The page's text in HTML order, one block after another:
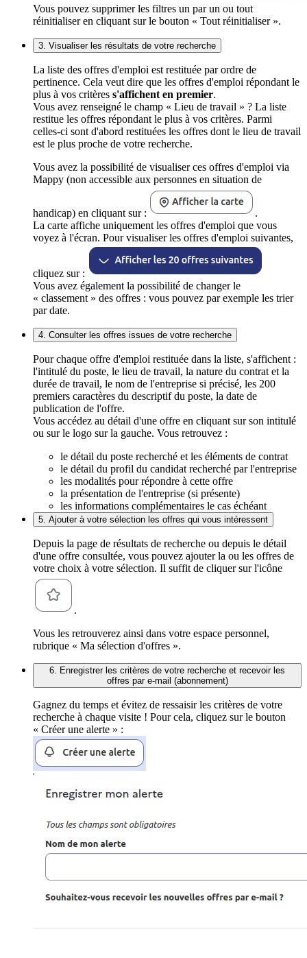
Vous pouvez supprimer les filtres un par un ou tout
réinitialiser en cliquant sur le bouton « Tout réinitialiser ».
3. Visualiser les résultats de votre recherche
La liste des offres d'emploi est restituée par ordre de
pertinence. Cela veut dire que les offres d'emploi répondant le
plus à vos critères s'affichent en premier.
Vous avez renseigné le champ « Lieu de travail » ? La liste
restitue les offres répondant le plus à vos critères. Parmi
celles-ci sont d'abord restituées les offres dont le lieu de travail
est le plus proche de votre recherche.
Vous avez la possibilité de visualiser ces offres d'emploi via
Mappy (non accessible aux personnes en situation de
handicap) en cliquant sur :
.
La carte affiche uniquement les offres d'emploi que vous
voyez à l'écran. Pour visualiser les offres d'emploi suivantes,
cliquez sur :
Vous avez également la possibilité de changer le
« classement » des offres : vous pouvez par exemple les trier
par date.
4. Consulter les offres issues de votre recherche
Pour chaque offre d'emploi restituée dans la liste, s'affichent :
l'intitulé du poste, le lieu de travail, la nature du contrat et la
durée de travail, le nom de l'entreprise si précisé, les 200
premiers caractères du descriptif du poste, la date de
publication de l'offre.
Vous accédez au détail d'une offre en cliquant sur son intitulé
ou sur le logo sur la gauche. Vous retrouvez :
le détail du poste recherché et les éléments de contrat
le détail du profil du candidat recherché par l'entreprise
les modalités pour répondre à cette offre
la présentation de l'entreprise (si présente)
les informations complémentaires le cas échéant
5. Ajouter à votre sélection les offres qui vous intéressent
Depuis la page de résultats de recherche ou depuis le détail
d'une offre consultée, vous pouvez ajouter la ou les offres de
votre choix à votre sélection. Il suffit de cliquer sur l'icône
.
Vous les retrouverez ainsi dans votre espace personnel,
rubrique « Ma sélection d'offres ».
6. Enregistrer les critères de votre recherche et recevoir les
offres par e-mail (abonnement)
Gagnez du temps et évitez de ressaisir les critères de votre
recherche à chaque visite ! Pour cela, cliquez sur le bouton
« Créer une alerte » :